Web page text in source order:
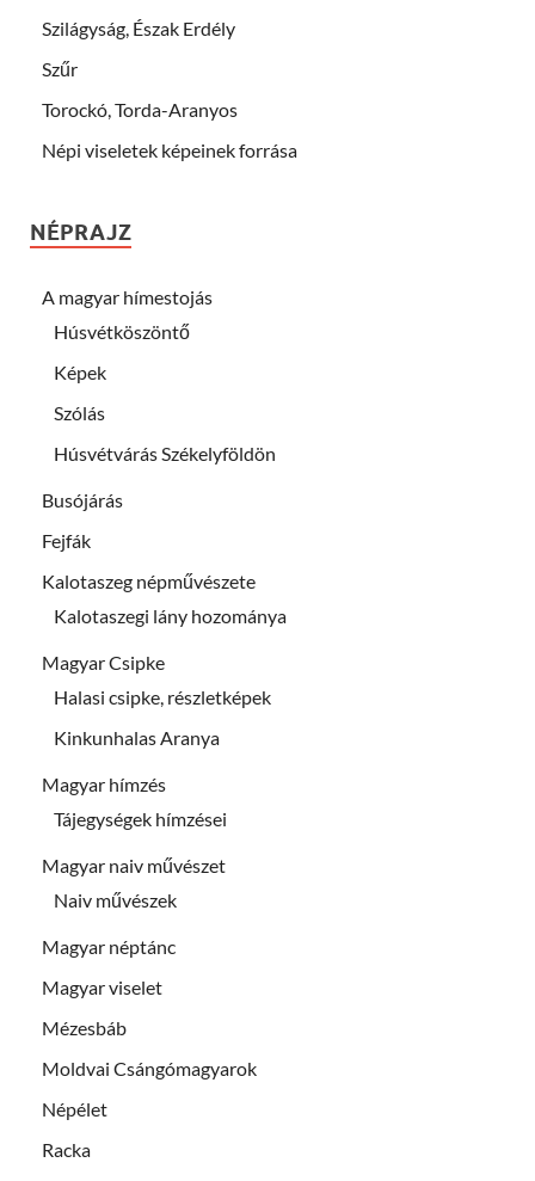
Szilágyság, Észak Erdély
Szűr
Torockó, Torda-Aranyos
Népi viseletek képeinek forrása
NÉPRAJZ
A magyar hímestojás
Húsvétköszöntő
Képek
Szólás
Húsvétvárás Székelyföldön
Busójárás
Fejfák
Kalotaszeg népművészete
Kalotaszegi lány hozománya
Magyar Csipke
Halasi csipke, részletképek
Kinkunhalas Aranya
Magyar hímzés
Tájegységek hímzései
Magyar naiv művészet
Naiv művészek
Magyar néptánc
Magyar viselet
Mézesbáb
Moldvai Csángómagyarok
Népélet
Racka